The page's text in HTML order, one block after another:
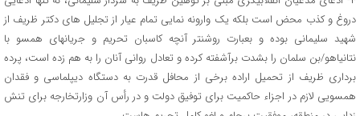
دروغ و کذب محض است بلکه یک وارونه نمایى تمام عیار از تجلیل هاى دکتر ظریف از
شهید سلیمانى بوده و بعبارت روشنتر آنچه کاسبان تحریم و جریانهاى همسو با
نتانیاهو/بن سلمان را بشدت برآشفته کرده و تعادل روانى آنان را به هم زده است، پرده
بردارى ظریف از تحمیل اراده برخى از محافل قدرت به دستگاه دیپلماسى و فقدان
همسویى لازم در اجزاء حاکمیت براى توفیق دولت و در رأس آن وزارتخارجه براى تنش